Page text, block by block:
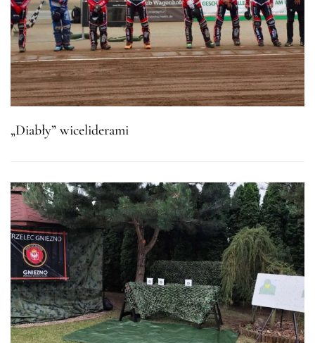
„Diabły” wiceliderami